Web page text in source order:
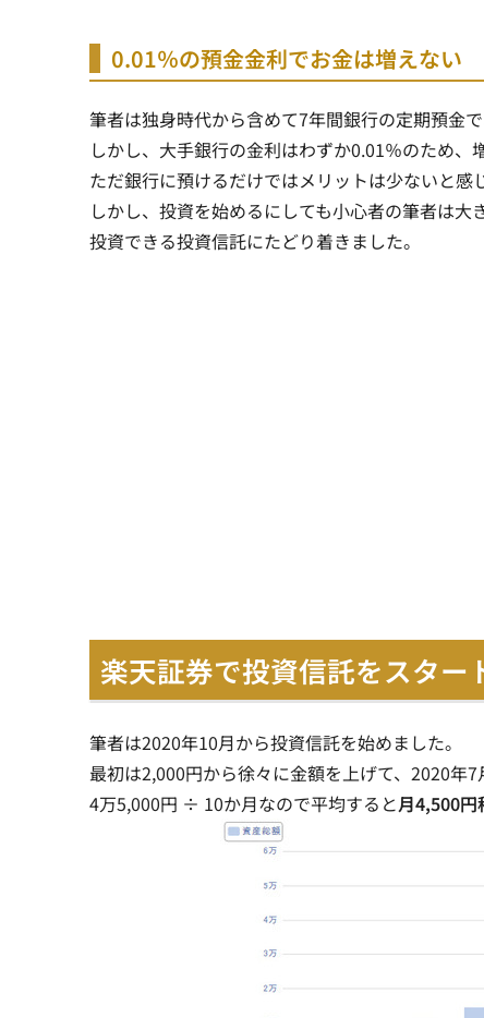
0.01％の預金金利でお金は増えない
筆者は独身時代から含めて7年間銀行の定期預金
しかし、 大手銀行の金利はわずか0.01％のため、
ただ銀行に預けるだけではメリットは少ないと感
しかし、投資を始めるにしても小心者の筆者は
投資できる投資信託にたどり着きました。
楽天証券で投資信託をスター
筆者は2020年10月から投資信託を始めました。
最初は2,000円から徐々に金額を上げて、2020年7
4万5,000円 ÷ 10か月なので平均すると月4,500円